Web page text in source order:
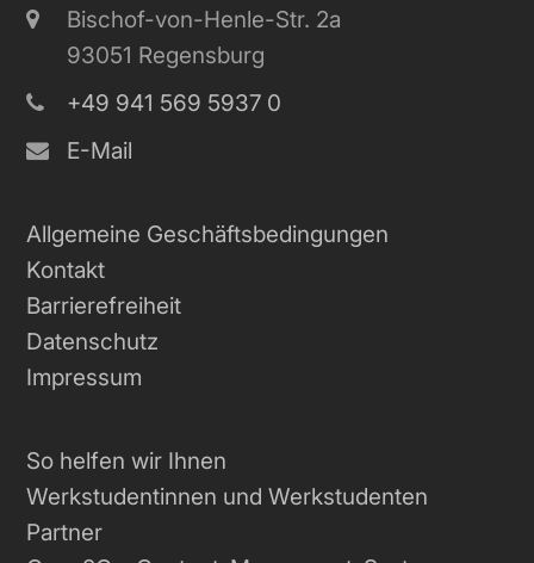
Bischof-von-Henle-Str. 2a
93051 Regensburg
+49 941 569 5937 0
E-Mail
Allgemeine Geschäftsbedingungen
Kontakt
Barrierefreiheit
Datenschutz
Impressum
So helfen wir Ihnen
Werkstudentinnen und Werkstudenten
Partner